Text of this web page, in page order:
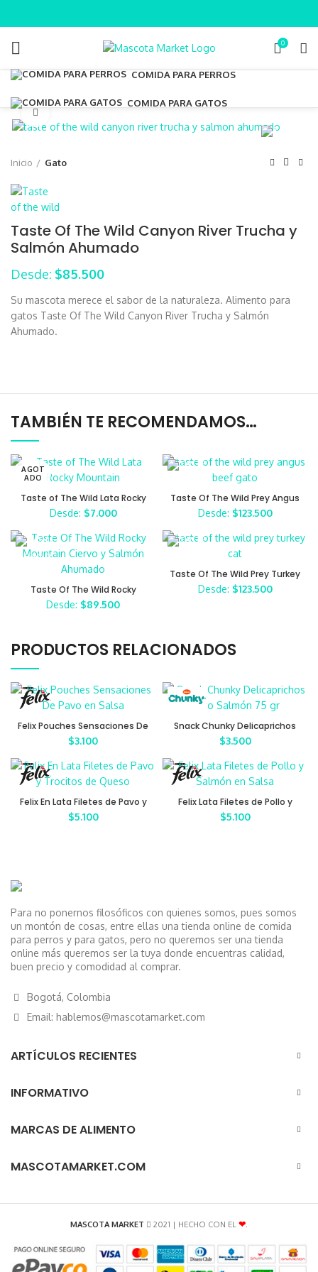
0
COMIDA PARA PERROS
COMIDA PARA GATOS
Inicio Gato
Taste Of The Wild Canyon River Trucha y
Salmón Ahumado
Desde: $85.500
Su mascota merece el sabor de la naturaleza. Alimento para
gatos Taste Of The Wild Canyon River Trucha y Salmón
Ahumado.
TAMBIÉN TE RECOMENDAMOS…
AGOT
ADO
Taste of The Wild Lata Rocky
Mountain
Desde: $7.000
Taste Of The Wild Prey Angus
Beef Gato
Desde: $123.500
Taste Of The Wild Rocky
Mountain Ciervo y Salmón
Ahumado
Desde: $89.500
Taste Of The Wild Prey Turkey
Cat
Desde: $123.500
PRODUCTOS RELACIONADOS
Felix Pouches Sensaciones De
Pavo en Salsa
$3.100
Snack Chunky Delicaprichos
Gato Salmón 75 gr
$3.500
Felix En Lata Filetes de Pavo y
Trocitos de Queso
$5.100
Felix Lata Filetes de Pollo y
Salmón en Salsa
$5.100
Para no ponernos filosóficos con quienes somos, pues somos
un montón de cosas, entre ellas una tienda online de comida
para perros y para gatos, pero no queremos ser una tienda
online más queremos ser la tuya donde encuentras calidad,
buen precio y comodidad al comprar.
Bogotá, Colombia
Email: hablemos@mascotamarket.com
ARTÍCULOS RECIENTES
INFORMATIVO
MARCAS DE ALIMENTO
MASCOTAMARKET.COM
MASCOTA MARKET 2021 | HECHO CON EL ❤.